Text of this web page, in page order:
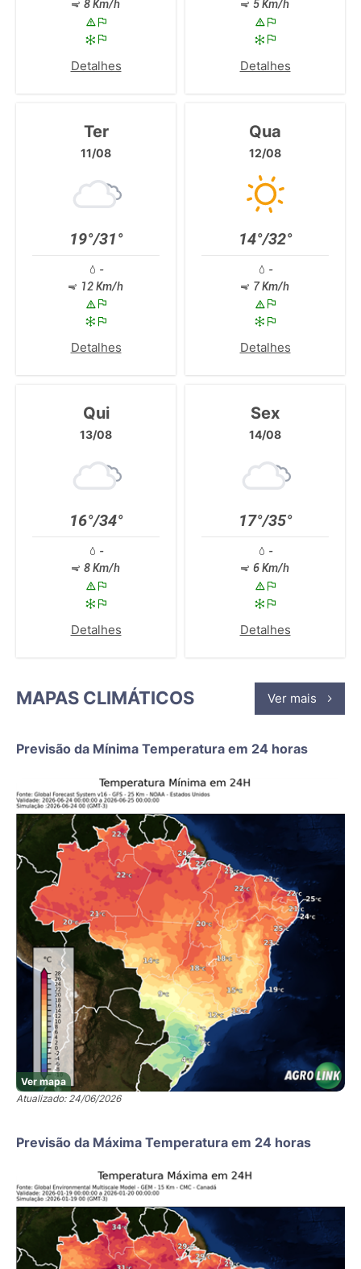
8 Km/h
Detalhes
5 Km/h
Detalhes
Ter
11/08
19°/31°
-
12 Km/h
Detalhes
Qua
12/08
14°/32°
-
7 Km/h
Detalhes
Qui
13/08
16°/34°
-
8 Km/h
Detalhes
Sex
14/08
17°/35°
-
6 Km/h
Detalhes
MAPAS CLIMÁTICOS Ver mais
Previsão da Mínima Temperatura em 24 horas
Ver mapa
Atualizado: 24/06/2026
Previsão da Máxima Temperatura em 24 horas